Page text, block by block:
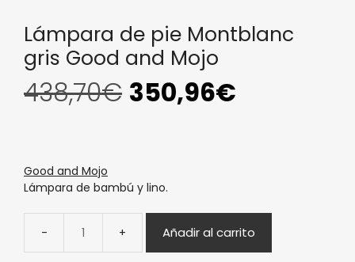
Lámpara de pie Montblanc
gris Good and Mojo
438,70€ 350,96€
Good and Mojo
Lámpara de bambú y lino.
Añadir al carrito